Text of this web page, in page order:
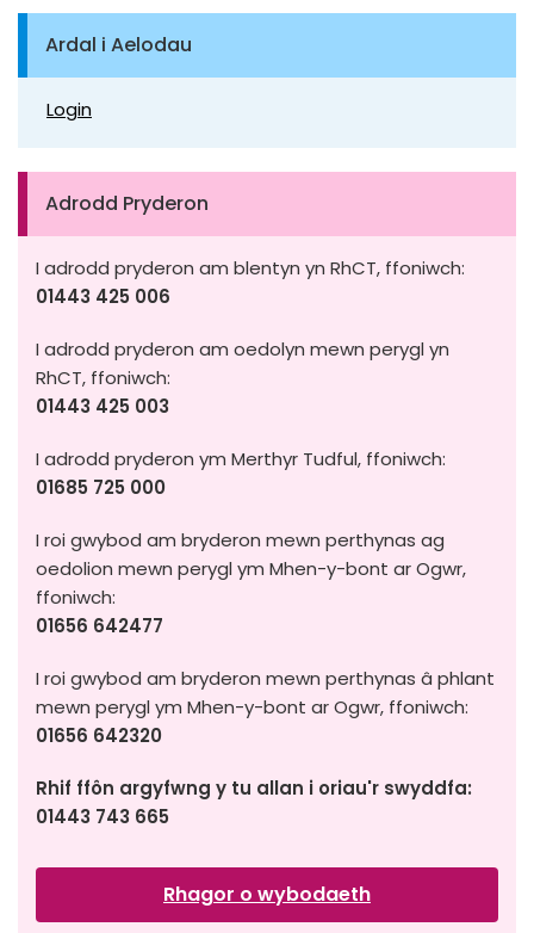
Ardal i Aelodau
Login
Adrodd Pryderon
I adrodd pryderon am blentyn yn RhCT, ffoniwch:
01443 425 006
I adrodd pryderon am oedolyn mewn perygl yn
RhCT, ffoniwch:
01443 425 003
I adrodd pryderon ym Merthyr Tudful, ffoniwch:
01685 725 000
I roi gwybod am bryderon mewn perthynas ag
oedolion mewn perygl ym Mhen-y-bont ar Ogwr,
ffoniwch:
01656 642477
I roi gwybod am bryderon mewn perthynas â phlant
mewn perygl ym Mhen-y-bont ar Ogwr, ffoniwch:
01656 642320
Rhif ffôn argyfwng y tu allan i oriau'r swyddfa:
01443 743 665
Rhagor o wybodaeth